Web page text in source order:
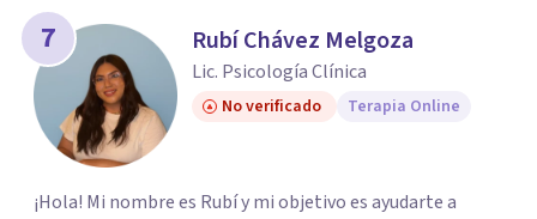
7 Rubí Chávez Melgoza
Lic. Psicología Clínica
No verificado Terapia Online
¡Hola! Mi nombre es Rubí y mi objetivo es ayudarte a